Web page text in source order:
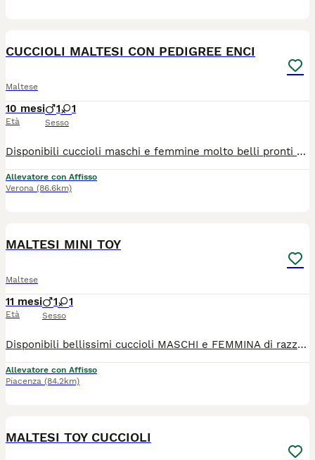
CUCCIOLI MALTESI CON PEDIGREE ENCI
Maltese
10 mesi
Età
1 1
Sesso
Disponibili cuccioli maschi e femmine molto belli pronti alla consegna alla nuova famiglia. I cuccioli che noi proponiamo sono tutti nati rigorosamente presso il nostro allevamento riconosciuto ENCI e FCI di cui sono visibili i genitori. I cani vengono consegnati dopo i 3 mesi di età con: ✔️ Pedigree ENCI e documentazione sanitaria completa ✔️Microchip inserito, quindi già iscritto all'anagrafe canina ✔️ Ciclo di vaccinazioni completo ✔️ Sverminazione ✔️ Libretto sanitario ✔️ Abituati a fare i bisogni sulla traversina assorbente ✔️Mangiano crocchette secche Peso adulti: 2,7-3,5kg 📍 Vieni a conoscerci: 👉Allevamento della famiglia Contarini – Solarolo, Emilia Romagna 📞 Contattaci ora per maggiori info e prezzi, visite tutti i giorni previo appuntamento:3386303108 (se non vedete il numero potete trovarlo in alto a destra cliccando il bottone verde "mostra numero") 🌐www.canimaltesi.it INSTAGRAM: @allevamentofamigliacontarini
Allevatore con Affisso
Verona (86.6km)
MALTESI MINI TOY
Maltese
11 mesi
Età
1 1
Sesso
Disponibili bellissimi cuccioli MASCHI e FEMMINA di razza Maltese. I nostri cuccioli sono nati presso il nostro allevamento riconosciuto ENCI e FCI in ambiente sano e curato. In allevamento dove potrete anche vedere e conoscere i genitori. Ogni cucciolo viene consegnato dai 3 mesi di età con: ✔️ Pedigree ENCI (fondamentale per certificare la razza, l'allevatore e garantire che non siano consanguinei) ✔️Microchip inserito, quindi già iscritto all'anagrafe canina ✔️Vaccinazioni complete ✔️Sverminazione effettuata ✔️ Libretto sanitario ✔️Abituati a fare i bisogni sulla traversina assorbente ✔️ Mangiano crocchette secche 📍 Vieni a conoscerci 👉 Noi siamo l’Allevamento della Famiglia Contarini e ci troviamo a Solarolo in Emilia Romagna... molto vicino a Imola! 🏡 Visite in allevamento tutti i giorni PREVIO APPUNTAMENTO TELEFONICO! 🚚 CONSEGNE in tutta Italia. 💳 Possibilità di pagamento a rate. Contattaci per maggiori informazioni! 📞 TEL. 3 3 8 6 3 0 3 1 0 8 (Se il numero non è visibile, clicca in alto a destra su “Mostra numero”) 🌐 SITO www.canimaltesi.it 📸 INSTAGRAM: @allevamentofamigliacontarini
Allevatore con Affisso
Piacenza (84.2km)
MALTESI TOY CUCCIOLI